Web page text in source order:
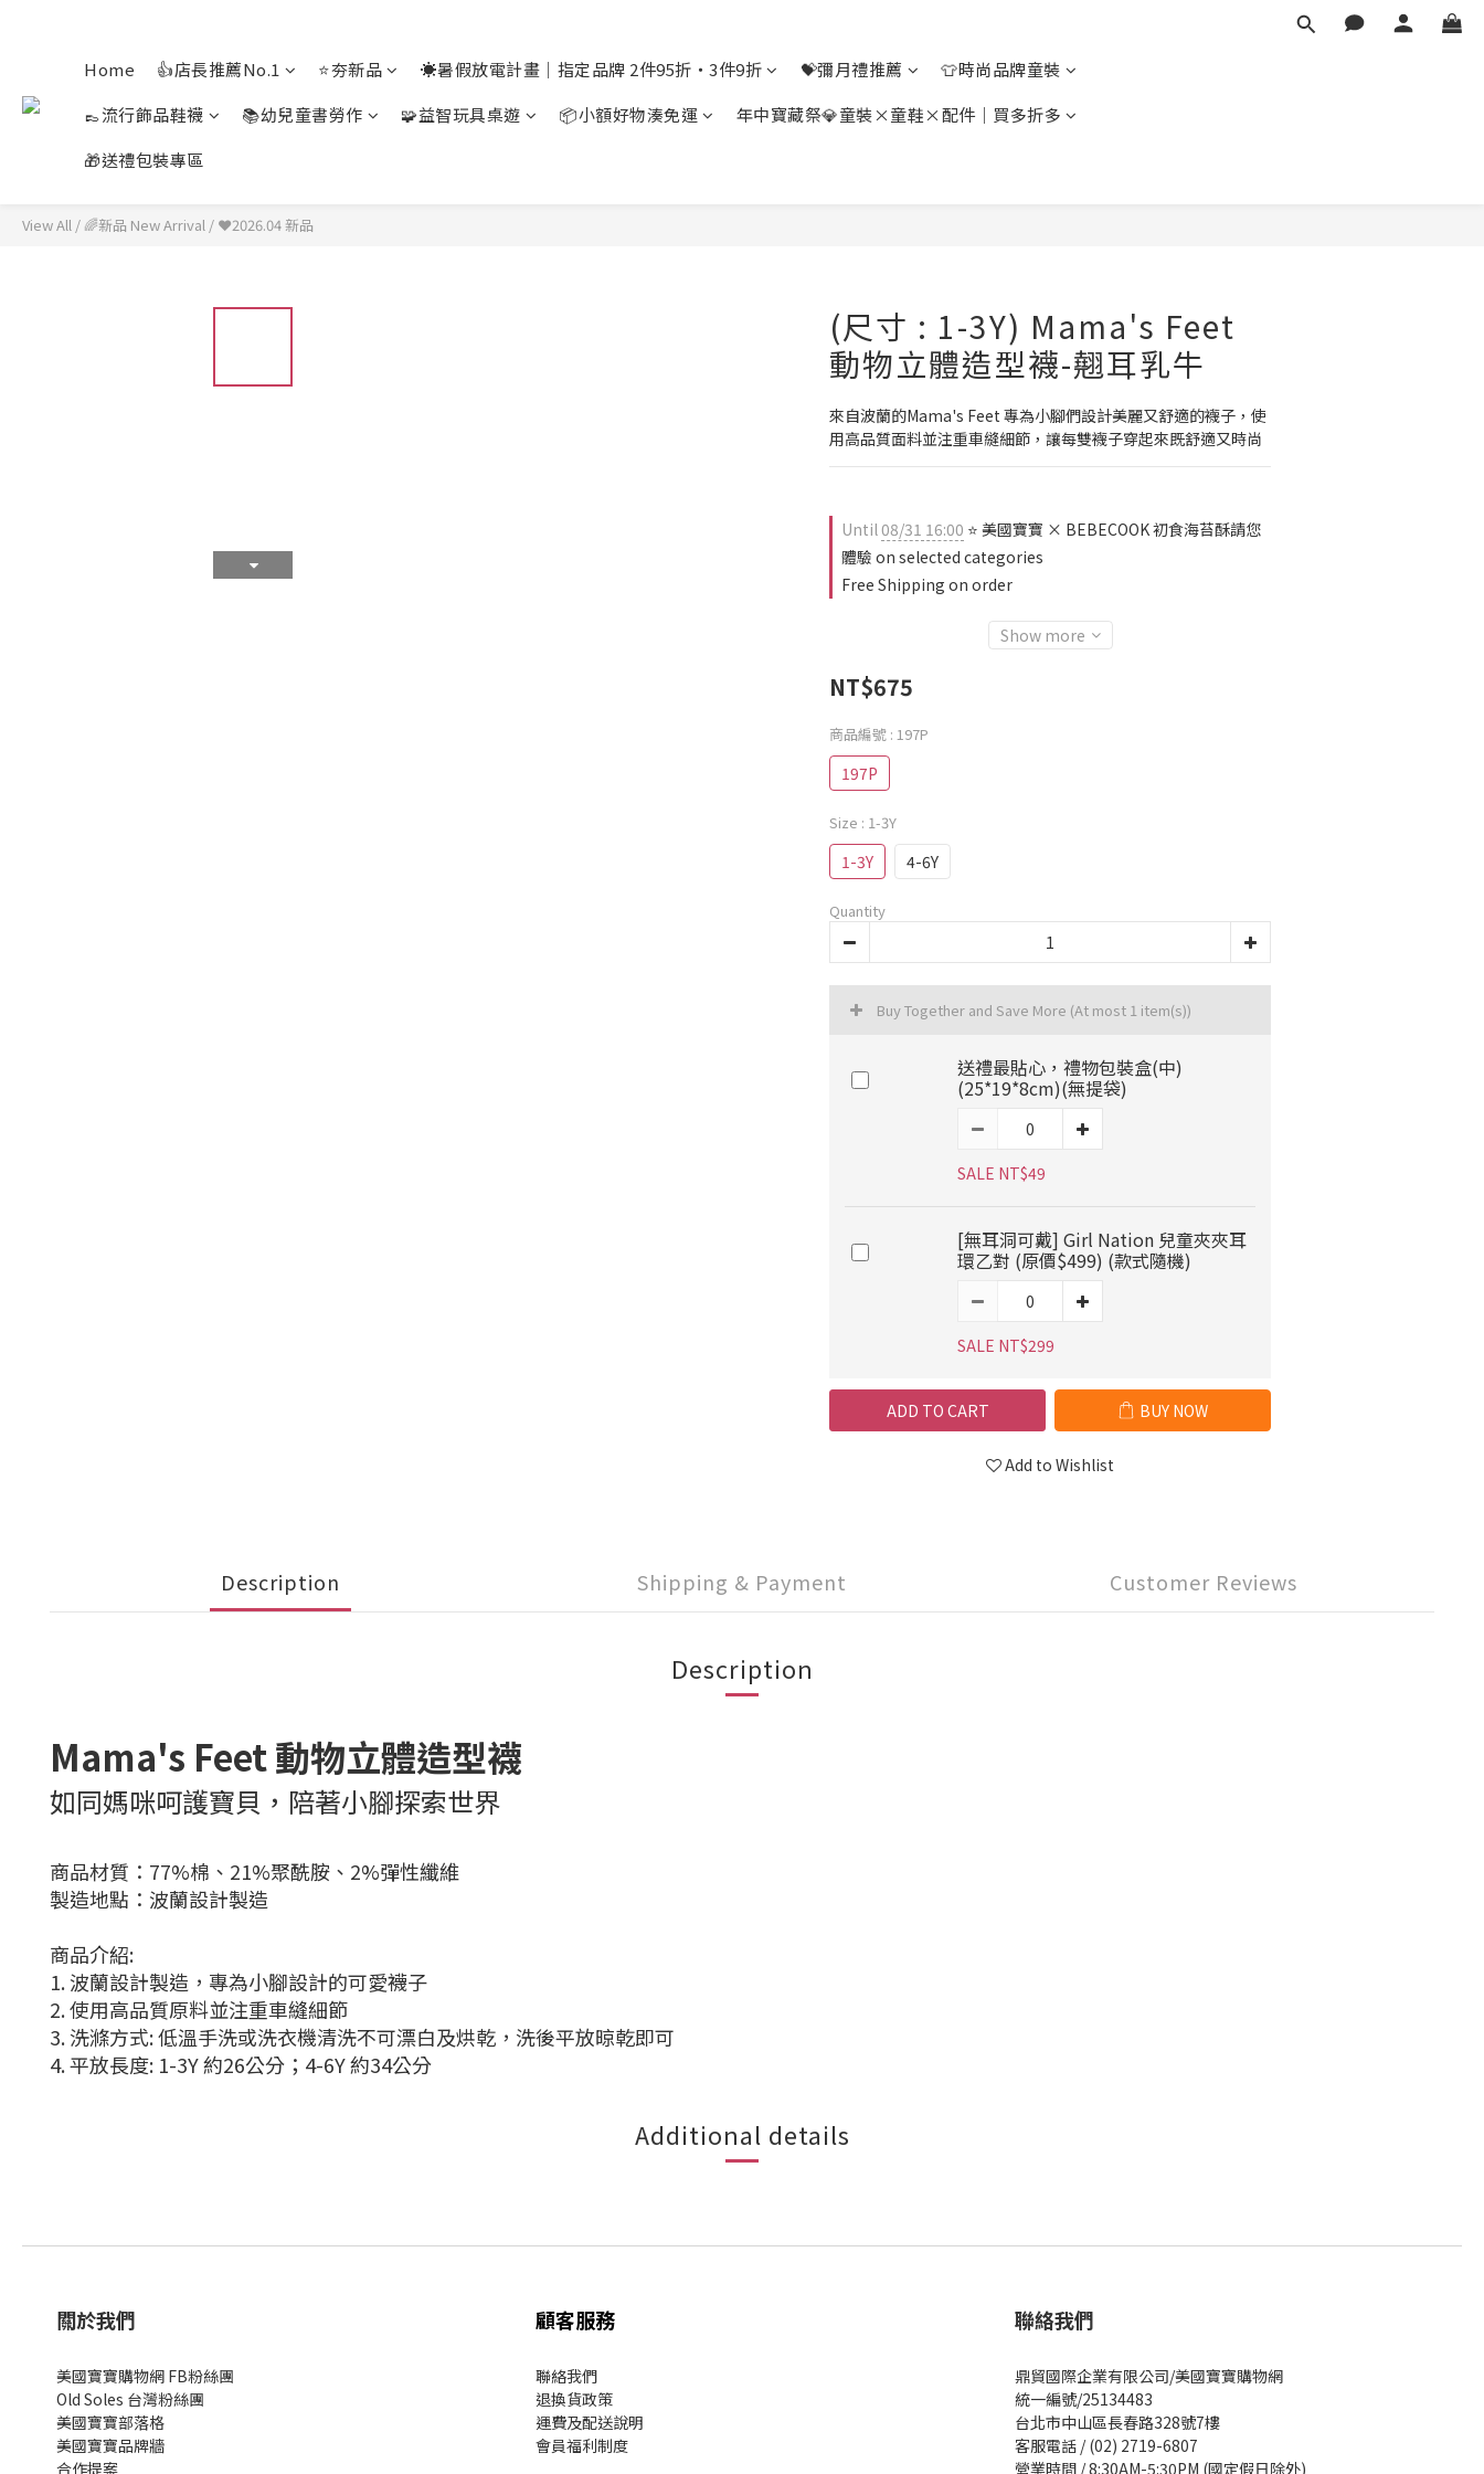
Home 👍店長推薦No.1 ⭐夯新品 ☀️暑假放電計畫｜指定品牌 2件95折・3件9折 💝彌月禮推薦
👕時尚品牌童裝
👞流行飾品鞋襪
📚幼兒童書勞作 🧩益智玩具桌遊 📦小額好物湊免運
年中寶藏祭💎童裝×童鞋×配件｜買多折多
🎁送禮包裝專區
View All / 🌈新品 New Arrival / ❤️2026.04 新品
(尺寸 : 1-3Y) Mama's Feet
動物立體造型襪-翹耳乳牛
來自波蘭的Mama's Feet 專為小腳們設計美麗又舒適的襪子，使
用高品質面料並注重車縫細節，讓每雙襪子穿起來既舒適又時尚
Until08/31 16:00 ⭐ 美國寶寶 × BEBECOOK 初食海苔酥請您
體驗 on selected categories
Free Shipping on order
Show more
NT$675
商品編號 : 197P
197P
Size : 1-3Y
1-3Y 4-6Y
Quantity
Buy Together and Save More (At most 1 item(s))
送禮最貼心，禮物包裝盒(中)
(25*19*8cm)(無提袋)
SALE NT$49
[無耳洞可戴] Girl Nation 兒童夾夾耳
環乙對 (原價$499) (款式隨機)
SALE NT$299
ADD TO CART BUY NOW
Add to Wishlist
Description Shipping & Payment Customer Reviews
Description
Mama's Feet 動物立體造型襪
如同媽咪呵護寶貝，陪著小腳探索世界
商品材質：77%棉、21%聚酰胺、2%彈性纖維
製造地點：波蘭設計製造
商品介紹:
1. 波蘭設計製造，專為小腳設計的可愛襪子
2. 使用高品質原料並注重車縫細節
3. 洗滌方式: 低溫手洗或洗衣機清洗不可漂白及烘乾，洗後平放晾乾即可
4. 平放長度: 1-3Y 約26公分；4-6Y 約34公分
Additional details
關於我們
美國寶寶購物網 FB粉絲團
Old Soles 台灣粉絲團
美國寶寶部落格
美國寶寶品牌牆
合作提案
顧客服務
聯絡我們
退換貨政策
運費及配送說明
會員福利制度
聯絡我們
鼎貿國際企業有限公司/美國寶寶購物網
統一編號/25134483
台北市中山區長春路328號7樓
客服電話 / (02) 2719-6807
營業時間 / 8:30AM-5:30PM (國定假日除外)